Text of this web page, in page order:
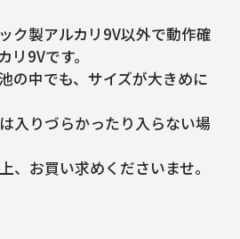
ク製アルカリ9V以外で動作確
リ9Vです。
の中でも、サイズが大きめに
入りづらかったり入らない場
、お買い求めくださいませ。